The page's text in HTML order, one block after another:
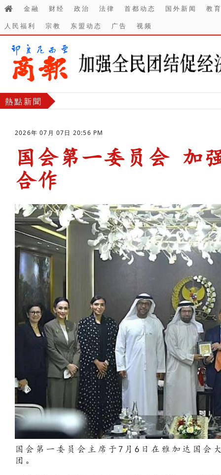
金融 财经 政治 法律 首都动态 国外新闻
教
人民福利
宗教 东盟动态 广告 视频
熱點新聞
2026年 07月 07日 20:56 PM
国会第一委员会 加
合作
国会第一委员会主席于7月6日在雅加达国会
团。